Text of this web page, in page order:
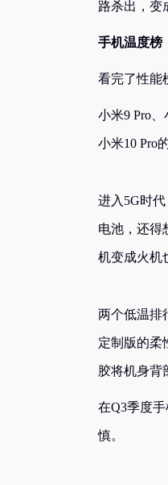
路杀出，变
手机温度榜
看完了性能
小米9 Pro
小米10 Pro
进入5G时
电池，还得
机变成火机
两个低温排
定制版的柔
胶将机身背
在Q3季度
慎。